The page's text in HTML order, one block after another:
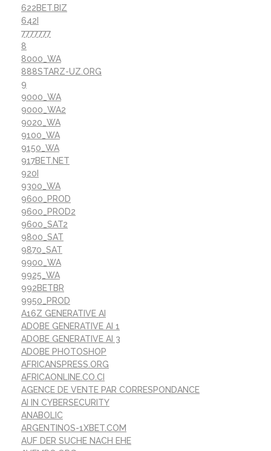
622BET.BIZ
642I
7777777
8
8000_WA
888STARZ-UZ.ORG
9
9000_WA
9000_WA2
9020_WA
9100_WA
9150_WA
917BET.NET
920I
9300_WA
9600_PROD
9600_PROD2
9600_SAT2
9800_SAT
9870_SAT
9900_WA
9925_WA
992BETBR
9950_PROD
A16Z GENERATIVE AI
ADOBE GENERATIVE AI 1
ADOBE GENERATIVE AI 3
ADOBE PHOTOSHOP
AFRICANSPRESS.ORG
AFRICAONLINE.CO.CI
AGENCE DE VENTE PAR CORRESPONDANCE
AI IN CYBERSECURITY
ANABOLIC
ARGENTINOS-1XBET.COM
AUF DER SUCHE NACH EHE